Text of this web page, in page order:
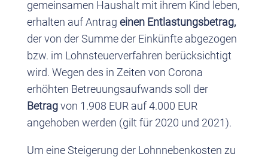
gemeinsamen Haushalt mit ihrem Kind leben,
erhalten auf Antrag einen Entlastungsbetrag,
der von der Summe der Einkünfte abgezogen
bzw. im Lohnsteuerverfahren berücksichtigt
wird. Wegen des in Zeiten von Corona
erhöhten Betreuungsaufwands soll der
Betragvon 1.908 EUR auf 4.000 EUR
angehoben werden (gilt für 2020 und 2021).
Um eine Steigerung der Lohnnebenkosten zu